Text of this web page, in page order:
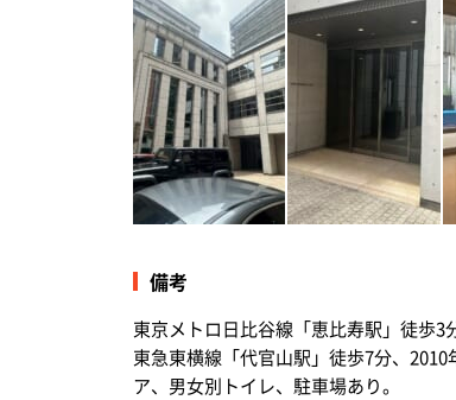
備考
東京メトロ日比谷線「恵比寿駅」徒歩3
東急東横線「代官山駅」徒歩7分、
ア、男女別トイレ、駐車場あり。